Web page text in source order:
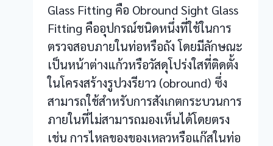
Glass Fitting คือ Obround Sight Glass
Fitting คืออุปกรณ์ชนิดหนึ่งที่ใช้ในการ
ตรวจสอบภายในท่อหรือถัง โดยมีลักษณะ
เป็นหน้าต่างแก้วหรือวัสดุโปร่งใสที่ติดตั้ง
ในโครงสร้างรูปวงรียาว (obround) ซึ่ง
สามารถใช้สำหรับการสังเกตกระบวนการ
ภายในที่ไม่สามารถมองเห็นได้โดยตรง
เช่น การไหลของของเหลวหรือแก๊สในท่อ